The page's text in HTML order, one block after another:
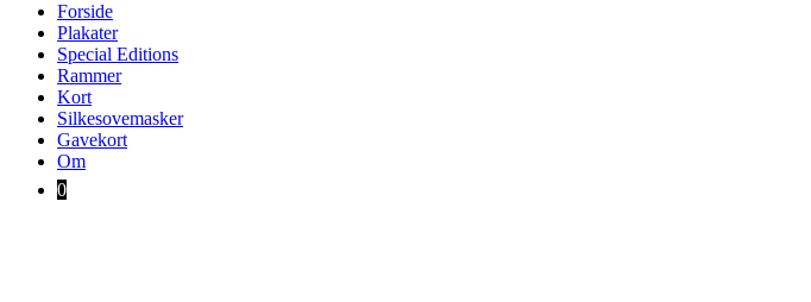
Forside
Plakater
Special Editions
Rammer
Kort
Silkesovemasker
Gavekort
Om
0